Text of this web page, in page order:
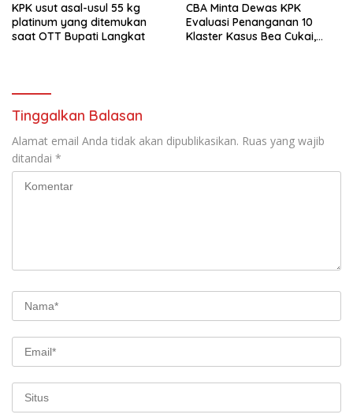
KPK usut asal-usul 55 kg
platinum yang ditemukan
saat OTT Bupati Langkat
CBA Minta Dewas KPK
Evaluasi Penanganan 10
Klaster Kasus Bea Cukai,
Tinggalkan Balasan
Alamat email Anda tidak akan dipublikasikan. Ruas yang wajib
ditandai *